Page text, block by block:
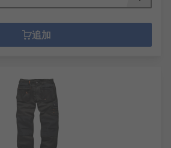
追加